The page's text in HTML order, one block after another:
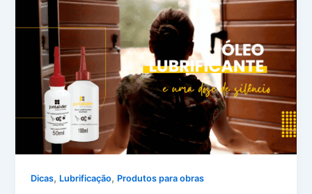
Dicas, Lubrificação, Produtos para obras